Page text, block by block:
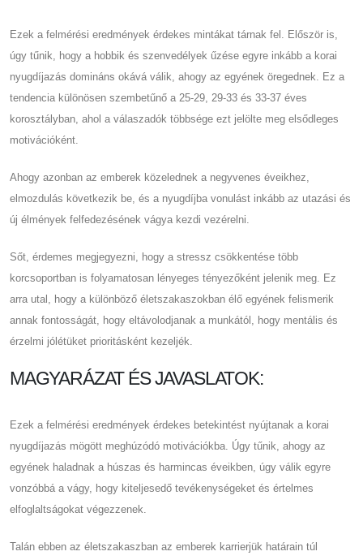
Ezek a felmérési eredmények érdekes mintákat tárnak fel. Először is,
úgy tűnik, hogy a hobbik és szenvedélyek űzése egyre inkább a korai
nyugdíjazás domináns okává válik, ahogy az egyének öregednek. Ez a
tendencia különösen szembetűnő a 25-29, 29-33 és 33-37 éves
korosztályban, ahol a válaszadók többsége ezt jelölte meg elsődleges
motivációként.
Ahogy azonban az emberek közelednek a negyvenes éveikhez,
elmozdulás következik be, és a nyugdíjba vonulást inkább az utazási és
új élmények felfedezésének vágya kezdi vezérelni.
Sőt, érdemes megjegyezni, hogy a stressz csökkentése több
korcsoportban is folyamatosan lényeges tényezőként jelenik meg. Ez
arra utal, hogy a különböző életszakaszokban élő egyének felismerik
annak fontosságát, hogy eltávolodjanak a munkától, hogy mentális és
érzelmi jólétüket prioritásként kezeljék.
MAGYARÁZAT ÉS JAVASLATOK:
Ezek a felmérési eredmények érdekes betekintést nyújtanak a korai
nyugdíjazás mögött meghúzódó motivációkba. Úgy tűnik, ahogy az
egyének haladnak a húszas és harmincas éveikben, úgy válik egyre
vonzóbbá a vágy, hogy kiteljesedő tevékenységeket és értelmes
elfoglaltságokat végezzenek.
Talán ebben az életszakaszban az emberek karrierjük határain túl